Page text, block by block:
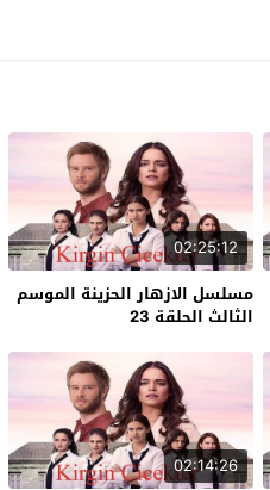
02:25:12
مسلسل الازهار الحزينة الموسم
الثالث الحلقة 23
02:14:26